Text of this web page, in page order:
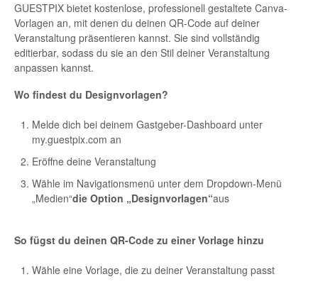
GUESTPIX bietet kostenlose, professionell gestaltete Canva-
Vorlagen an, mit denen du deinen QR-Code auf deiner
Veranstaltung präsentieren kannst. Sie sind vollständig
editierbar, sodass du sie an den Stil deiner Veranstaltung
anpassen kannst.
Wo findest du Designvorlagen?
Melde dich bei deinem Gastgeber-Dashboard unter
my.guestpix.com an
Eröffne deine Veranstaltung
Wähle im Navigationsmenü unter dem Dropdown-Menü
„Medien“die Option „Designvorlagen“aus
So fügst du deinen QR-Code zu einer Vorlage hinzu
Wähle eine Vorlage, die zu deiner Veranstaltung passt